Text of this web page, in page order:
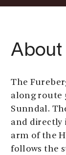
About
The
along route
Sunndal.
and directly
arm of the
follows the